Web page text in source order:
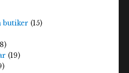
butiker (15)
(19)